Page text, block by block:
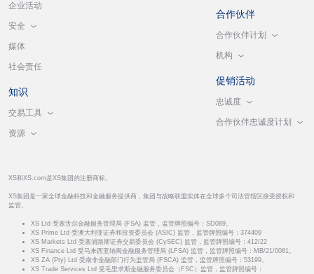
企业活动
安全
媒体
社会责任
知识
交易工具
资源
合作伙伴
合作伙伴计划
机构
促销活动
忠诚度
合作伙伴忠诚度计划
XS和XS.com是XS集团的注册商标。
XS集团是一家全球金融科技和金融服务提供商，集团与战略联盟实体在全球多个司法管辖区接受授权和
监管。
XS Ltd 受塞舌尔金融服务管理局 (FSA) 监管，监管牌照编号：SD089。
XS Prime Ltd 受澳大利亚证券和投资委员会 (ASIC) 监管，监管牌照编号：374409
XS Markets Ltd 受塞浦路斯证券交易委员会 (CySEC) 监管，监管牌照编号：412/22
XS Finance Ltd 受马来西亚纳闽金融服务管理局 (LFSA) 监管，监管牌照编号：MB/21/0081。
XS ZA (Pty) Ltd 受南非金融部门行为监管局 (FSCA) 监管，监管牌照编号：53199。
XS Trade Services Ltd 受毛里求斯金融服务委员会（FSC）监管，监管牌照编号：